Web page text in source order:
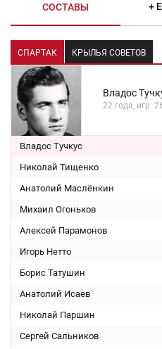
СОСТАВЫ +
СПАРТАК КРЫЛЬЯ СОВЕТОВ
Владос
22 года, игр:
Владос Тучкус
Николай Тищенко
Анатолий Маслёнкин
Михаил Огоньков
Алексей Парамонов
Игорь Нетто
Борис Татушин
Анатолий Исаев
Николай Паршин
Сергей Сальников